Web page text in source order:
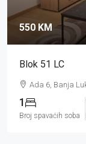
550 KM
Blok 51 LC
Ada 6, Banja
1
Broj spavaćih soba